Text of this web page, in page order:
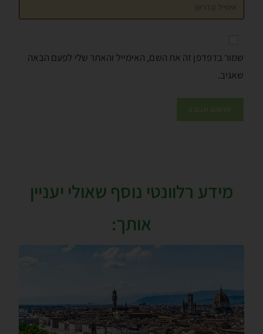
שמור בדפדפן זה את השם, האימייל והאתר שלי לפעם הבאה
שאגיב.
מידע רלוונטי נוסף שאולי יעניין
אותך: